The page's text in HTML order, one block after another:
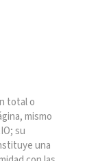
total o
mismo
su
una